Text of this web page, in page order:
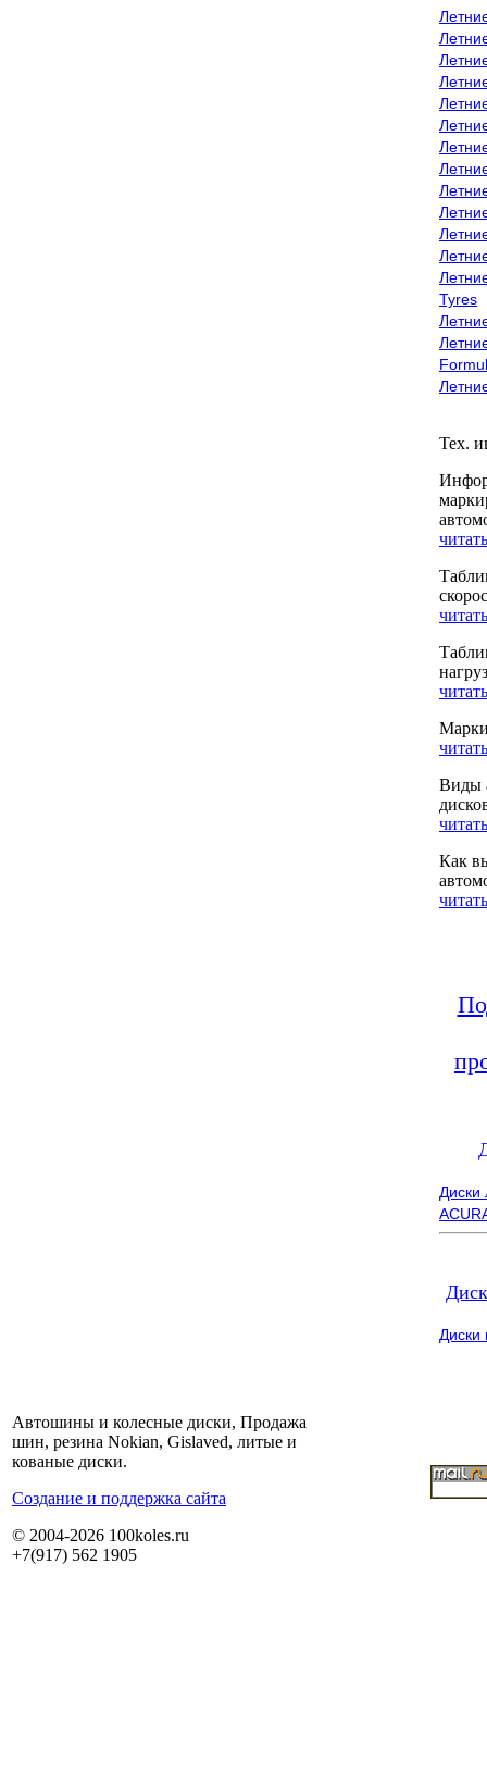
Tyres
Тех.
Виды
Как
Диски
Автошины и колесные диски, Продажа
шин, резина Nokian, Gislaved, литые и
кованые диски.
Cоздание и поддержка сайта
© 2004-2026 100koles.ru
+7(917) 562 1905